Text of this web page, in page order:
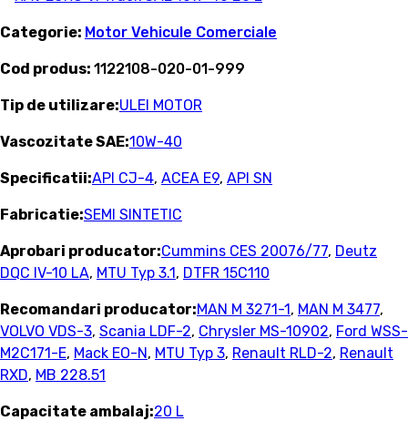
Categorie: Motor Vehicule Comerciale
Cod produs: 1122108-020-01-999
Tip de utilizare:ULEI MOTOR
Vascozitate SAE:10W-40
Specificatii:API CJ-4, ACEA E9, API SN
Fabricatie:SEMI SINTETIC
Aprobari producator:Cummins CES 20076/77, Deutz
DQC IV-10 LA, MTU Typ 3.1, DTFR 15C110
Recomandari producator:MAN M 3271-1, MAN M 3477,
VOLVO VDS-3, Scania LDF-2, Chrysler MS-10902, Ford WSS-
M2C171-E, Mack EO-N, MTU Typ 3, Renault RLD-2, Renault
RXD, MB 228.51
Capacitate ambalaj:20 L